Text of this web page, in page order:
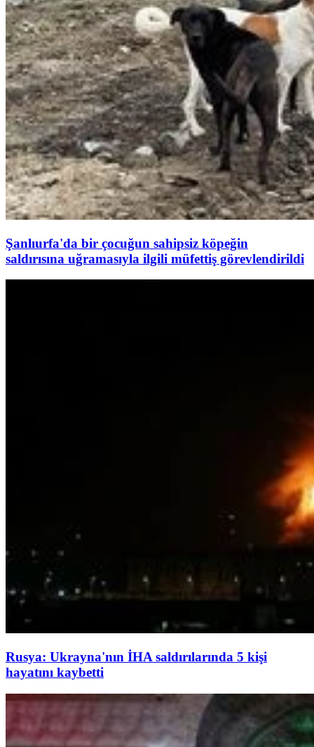
Şanlıurfa'da bir çocuğun sahipsiz köpeğin
saldırısına uğramasıyla ilgili müfettiş görevlendirildi
Rusya: Ukrayna'nın İHA saldırılarında 5 kişi
hayatını kaybetti